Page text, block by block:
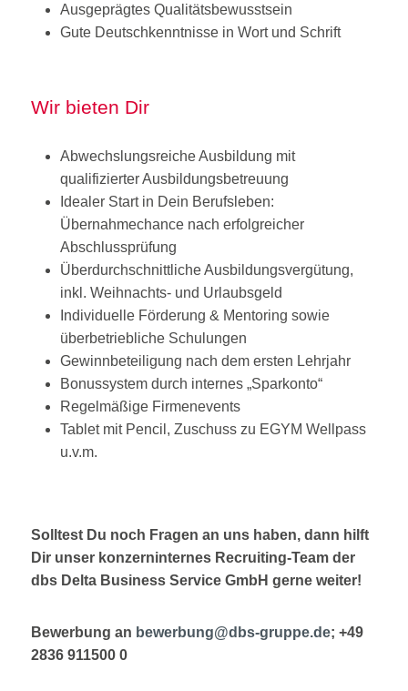
Ausgeprägtes Qualitätsbewusstsein
Gute Deutschkenntnisse in Wort und Schrift
Wir bieten Dir
Abwechslungsreiche Ausbildung mit
qualifizierter Ausbildungsbetreuung
Idealer Start in Dein Berufsleben:
Übernahmechance nach erfolgreicher
Abschlussprüfung
Überdurchschnittliche Ausbildungsvergütung,
inkl. Weihnachts- und Urlaubsgeld
Individuelle Förderung & Mentoring sowie
überbetriebliche Schulungen
Gewinnbeteiligung nach dem ersten Lehrjahr
Bonussystem durch internes „Sparkonto“
Regelmäßige Firmenevents
Tablet mit Pencil, Zuschuss zu EGYM Wellpass
u.v.m.
Solltest Du noch Fragen an uns haben, dann hilft
Dir unser konzerninternes Recruiting-Team der
dbs Delta Business Service GmbH gerne weiter!
Bewerbung an bewerbung@dbs-gruppe.de; +49
2836 911500 0